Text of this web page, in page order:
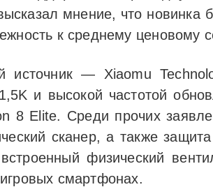
мнение, что новинка
к среднему ценовому
источник — Xiaomu
и высокой частотой
8 Elite. Среди прочих
сканер, а также
физический
смартфонах.